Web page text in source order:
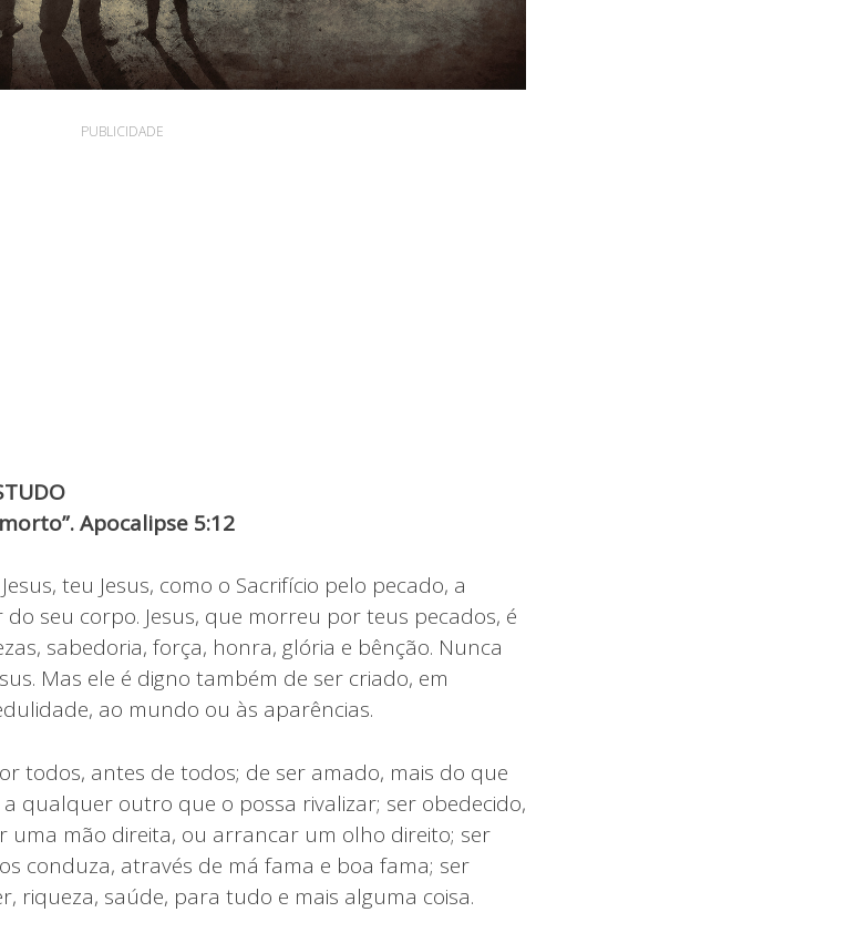
PUBLICIDADE
Apocalipse 5:12
teu Jesus, como o Sacrifício pelo pecado, a
do seu corpo. Jesus, que morreu por teus pecados, é
sabedoria, força, honra, glória e bênção. Nunca
Mas ele é digno também de ser criado, em
ao mundo ou às aparências.
todos, antes de todos; de ser amado, mais do que
qualquer outro que o possa rivalizar; ser obedecido,
uma mão direita, ou arrancar um olho direito; ser
conduza, através de má fama e boa fama; ser
riqueza, saúde, para tudo e mais alguma coisa.